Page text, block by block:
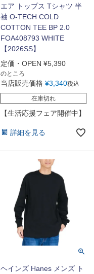
エア トップス Tシャツ 半
袖 O-TECH COLD
COTTON TEE BP 2.0
FOA408793 WHITE
【2026SS】
定価・OPEN ¥5,390
のところ
当店販売価格 ¥3,340税込
在庫切れ
【生活応援フェア開催中】
詳細を見る
ヘインズ Hanes メンズ ト